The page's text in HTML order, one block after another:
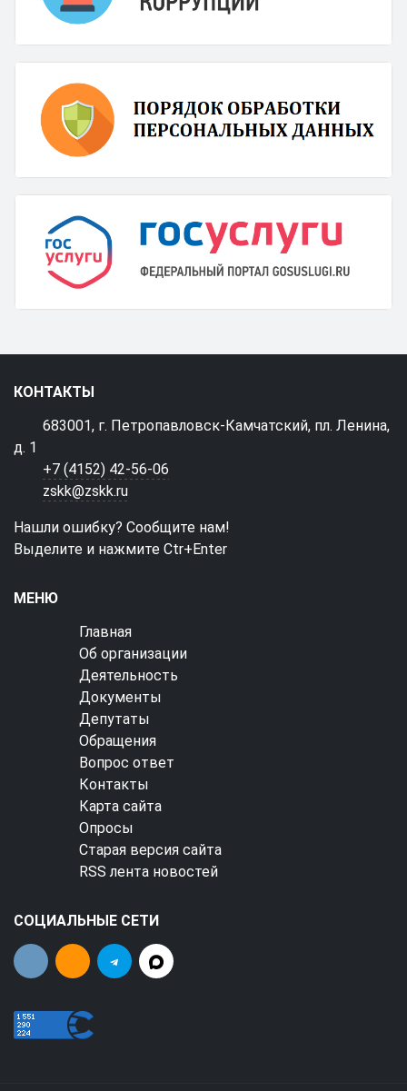
КОНТАКТЫ
683001, г. Петропавловск-Камчатский, пл. Ленина,
д. 1
+7 (4152) 42-56-06
zskk@zskk.ru
Нашли ошибку? Сообщите нам!
Выделите и нажмите Ctr+Enter
МЕНЮ
Главная
Об организации
Деятельность
Документы
Депутаты
Обращения
Вопрос ответ
Контакты
Карта сайта
Опросы
Старая версия сайта
RSS лента новостей
СОЦИАЛЬНЫЕ СЕТИ